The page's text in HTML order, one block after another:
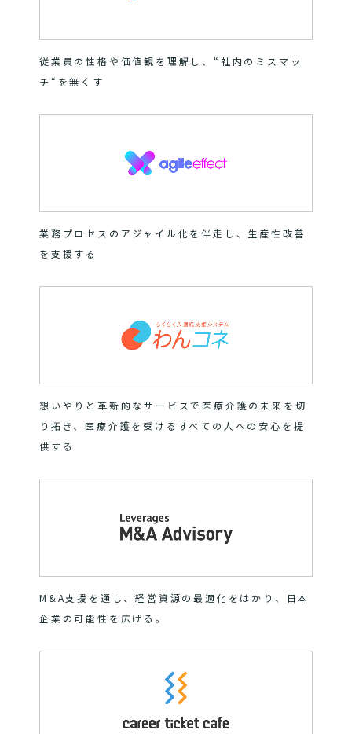
従業員の性格や価値観を理解し、“社内のミスマッ
チ“を無くす
業務プロセスのアジャイル化を伴走し、生産性改善
を支援する
想いやりと革新的なサービスで医療介護の未来を切
り拓き、医療介護を受けるすべての人への安心を提
供する
M&A支援を通し、経営資源の最適化をはかり、日本
企業の可能性を広げる。